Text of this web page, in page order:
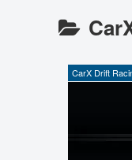
CarX Drift